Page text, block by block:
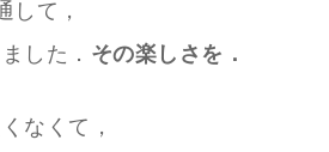
して，
した． その楽しさを．
なくて，